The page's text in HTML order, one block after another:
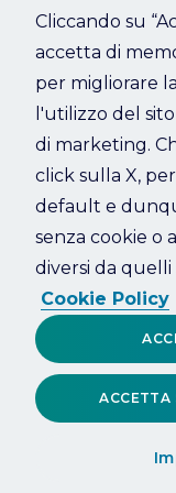
Cliccando su
accetta di
per migliorare
l'utilizzo del
di marketing.
click sulla X,
default e
senza cookie o
diversi da
Cookie Policy
ACCETTA